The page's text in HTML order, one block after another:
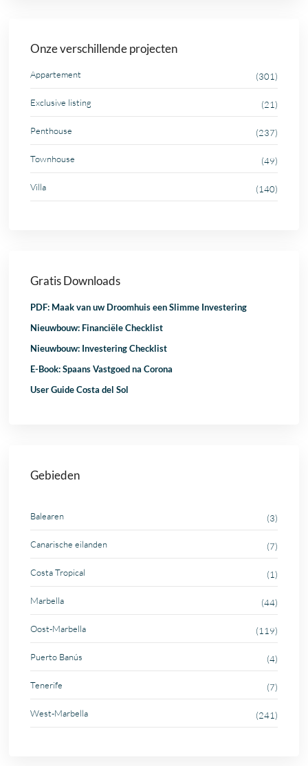
Onze verschillende projecten
Appartement (301)
Exclusive listing (21)
Penthouse (237)
Townhouse (49)
Villa (140)
Gratis Downloads
PDF: Maak van uw Droomhuis een Slimme Investering
Nieuwbouw: Financiële Checklist
Nieuwbouw: Investering Checklist
E-Book: Spaans Vastgoed na Corona
User Guide Costa del Sol
Gebieden
Balearen (3)
Canarische eilanden (7)
Costa Tropical (1)
Marbella (44)
Oost-Marbella (119)
Puerto Banús (4)
Tenerife (7)
West-Marbella (241)